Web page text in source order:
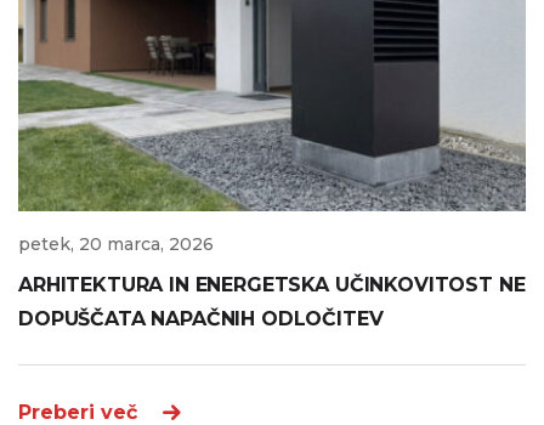
petek, 20 marca, 2026
ARHITEKTURA IN ENERGETSKA UČINKOVITOST NE
DOPUŠČATA NAPAČNIH ODLOČITEV
Preberi več